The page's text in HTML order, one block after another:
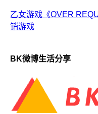
乙女游戏《OVER
销游戏
BK微博生活分享